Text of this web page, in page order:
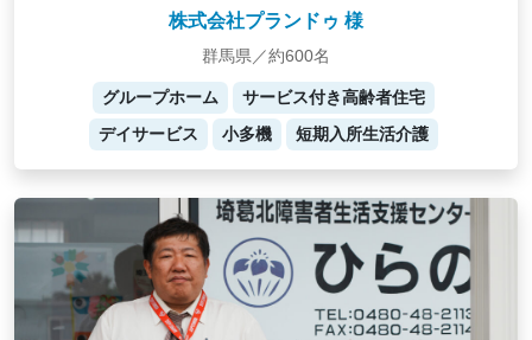
株式会社プランドゥ 様
群馬県／約600名
グループホーム
サービス付き高齢者住宅
デイサービス
小多機 短期入所生活介護